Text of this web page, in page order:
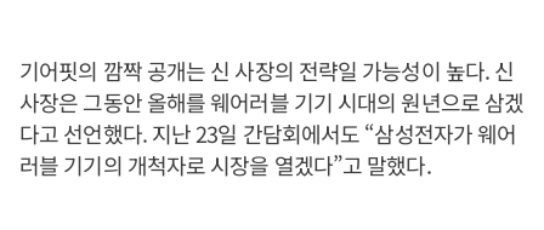
기어핏의 깜짝 공개는 신 사장의 전략일 가능성이 높다. 신
사장은 그동안 올해를 웨어러블 기기 시대의 원년으로 삼겠
다고 선언했다. 지난 23일 간담회에서도 “삼성전자가 웨어
러블 기기의 개척자로 시장을 열겠다”고 말했다.